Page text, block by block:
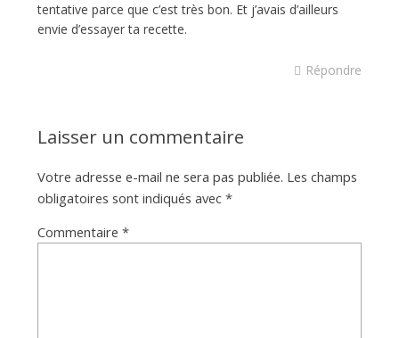
tentative parce que c’est très bon. Et j’avais d’ailleurs
envie d’essayer ta recette.
Répondre
Laisser un commentaire
Votre adresse e-mail ne sera pas publiée. Les champs
obligatoires sont indiqués avec *
Commentaire *